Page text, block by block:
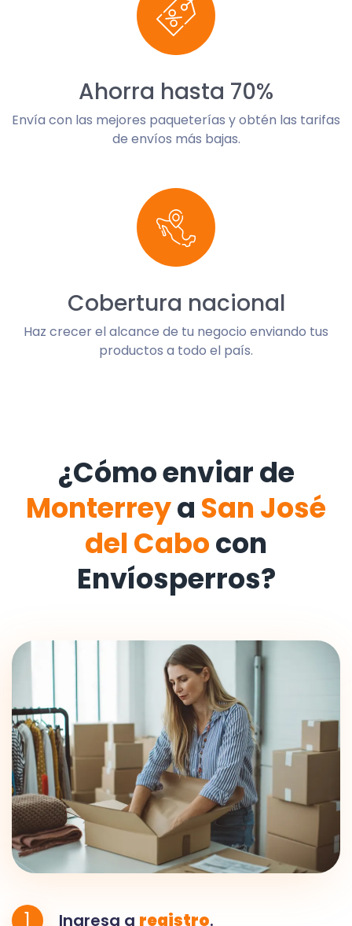
Ahorra hasta 70%
Envía con las mejores paqueterías y obtén las tarifas
de envíos más bajas.
Cobertura nacional
Haz crecer el alcance de tu negocio enviando tus
productos a todo el país.
¿Cómo enviar de
Monterreya San José
del Cabocon
Envíosperros?
1 Ingresa a registro.